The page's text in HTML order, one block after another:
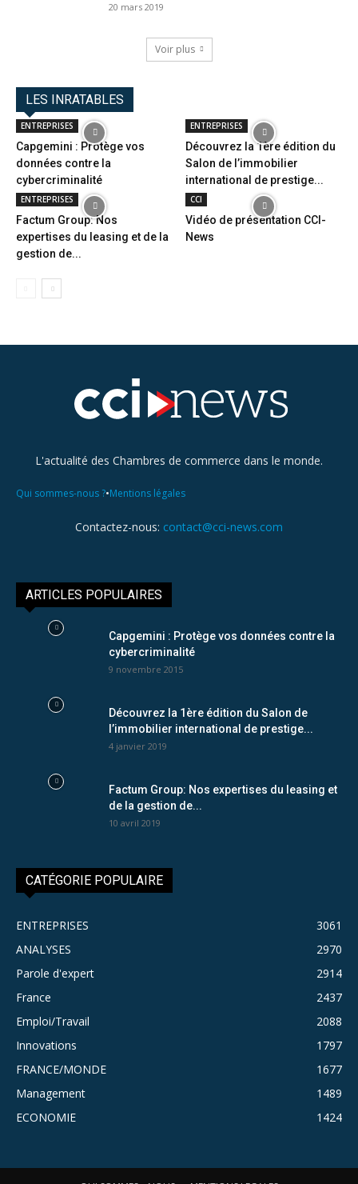
20 mars 2019
Voir plus
LES INRATABLES
ENTREPRISES
Capgemini : Protège vos
données contre la
cybercriminalité
ENTREPRISES
Découvrez la 1ère édition du
Salon de l’immobilier
international de prestige...
ENTREPRISES
Factum Group: Nos
expertises du leasing et de la
gestion de...
CCI
Vidéo de présentation CCI-
News
L'actualité des Chambres de commerce dans le monde.
Qui sommes-nous ?•Mentions légales
Contactez-nous: contact@cci-news.com
ARTICLES POPULAIRES
Capgemini : Protège vos données contre la
cybercriminalité
9 novembre 2015
Découvrez la 1ère édition du Salon de
l’immobilier international de prestige...
4 janvier 2019
Factum Group: Nos expertises du leasing et
de la gestion de...
10 avril 2019
CATÉGORIE POPULAIRE
ENTREPRISES
3061
ANALYSES
2970
Parole d'expert
2914
France
2437
Emploi/Travail
2088
Innovations
1797
FRANCE/MONDE
1677
Management
1489
ECONOMIE
1424